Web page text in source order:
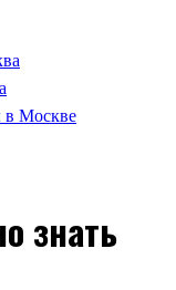
в Москве
знать